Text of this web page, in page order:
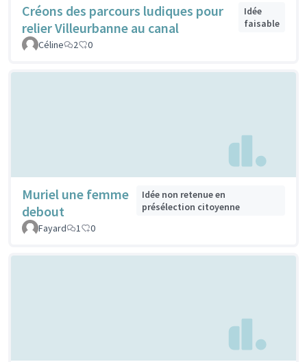
Créons des parcours ludiques pour
relier Villeurbanne au canal
Idée
faisable
Céline
2 0
Muriel une femme
debout
Idée non retenue en
présélection citoyenne
Fayard
1 0